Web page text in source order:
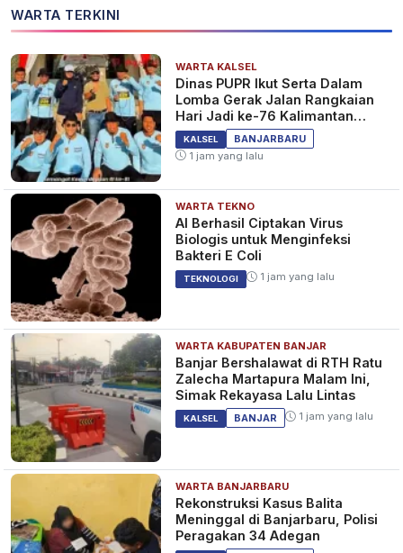
Viral FIFA Putuskan Indonesia
Jadi Tuan Rumah Piala Dunia U-
20, Hoaks
SPORT 3 tahun yang lalu
Gagal Jadi Tuan Rumah,
Timnas Indonesia U-20 Resmi
Dibubarkan
SPORT 3 tahun yang lalu
Erick Dapat Dua Tugas Penting
dari Presiden Terkait Masalah
dengan FIFA
SPORT 3 tahun yang lalu
Jokowi Akan Panggil Erick
Thohir Bahas Antisipasi Sanksi
FIFA
WARTA TERKINI
WARTA KALSEL
Dinas PUPR Ikut Serta Dalam
Lomba Gerak Jalan Rangkaian
Hari Jadi ke-76 Kalimantan
Selatan
KALSEL
BANJARBARU
1 jam yang lalu
WARTA TEKNO
AI Berhasil Ciptakan Virus
Biologis untuk Menginfeksi
Bakteri E Coli
TEKNOLOGI 1 jam yang lalu
WARTA KABUPATEN BANJAR
Banjar Bershalawat di RTH Ratu
Zalecha Martapura Malam Ini,
Simak Rekayasa Lalu Lintas
KALSEL BANJAR 1 jam yang lalu
WARTA BANJARBARU
Rekonstruksi Kasus Balita
Meninggal di Banjarbaru, Polisi
Peragakan 34 Adegan